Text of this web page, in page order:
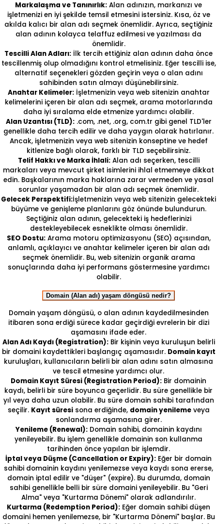
Markalaşma ve Tanınırlık: Alan adınızın, markanızı ve
işletmenizi en iyi şekilde temsil etmesini istersiniz. Kısa, öz ve
akılda kalıcı bir alan adı seçmek önemlidir. Ayrıca, seçtiğiniz
alan adının kolayca telaffuz edilmesi ve yazılması da
önemlidir.
Tescilli Alan Adları: İlk tercih ettiğiniz alan adının daha önce
tescillenmiş olup olmadığını kontrol etmelisiniz. Eğer tescilli ise,
alternatif seçenekleri gözden geçirin veya o alan adını
sahibinden satın almayı düşünebilirsiniz.
Anahtar Kelimeler:İşletmenizin veya web sitenizin anahtar
kelimelerini içeren bir alan adı seçmek, arama motorlarında
daha iyi sıralama elde etmenize yardımcı olabilir.
Alan Uzantısı (TLD):.com, .net, .org, com.tr gibi genel TLD'ler
genellikle daha tercih edilir ve daha yaygın olarak hatırlanır.
Ancak, işletmenizin veya web sitenizin konseptine ve hedef
kitlenize bağlı olarak, farklı bir TLD seçebilirsiniz.
Telif Hakkı ve Marka İhlali:Alan adı seçerken, tescilli
markaları veya mevcut şirket isimlerini ihlal etmemeye dikkat
edin. Başkalarının marka haklarına zarar vermeden ve yasal
sorunlar yaşamadan bir alan adı seçmek önemlidir.
Gelecek Perspektifi:İşletmenizin veya web sitenizin gelecekteki
büyüme ve genişleme planlarını göz önünde bulundurun.
Seçtiğiniz alan adının, gelecekteki iş hedeflerinizi
destekleyebilecek esneklikte olması önemlidir.
SEO Dostu:Arama motoru optimizasyonu (SEO) açısından,
anlamlı, açıklayıcı ve anahtar kelimeler içeren bir alan adı
seçmek önemlidir. Bu, web sitenizin organik arama
sonuçlarında daha iyi performans göstermesine yardımcı
olabilir.
Domain (Alan adı) yaşam döngüsü nedir?
Domain yaşam döngüsü, o alan adının kaydedilmesinden
itibaren sona erdiği sürece kadar geçirdiği evrelerin bir dizi
aşamasını ifade eder.
Alan Adı Kaydı (Registration):Bir kişinin veya kuruluşun belirli
bir domaini kaydettikleri başlangıç aşamasıdır. Domain kayıt
kuruluşları, kullanıcıların belirli bir alan adını satın almasına
ve tescil etmesine yardımcı olur.
Domain Kayıt Süresi (Registration Period): Bir domainin
kaydı, belirli bir süre boyunca geçerlidir. Bu süre genellikle bir
yıl veya daha uzun olabilir. Bu süre domain sahibi tarafından
seçilir. Kayıt süresisona erdiğinde, domain yenilemeveya
sonlandırma aşamasına girer.
Yenileme (Renewal):Domain sahibi, domainin kaydını
yenileyebilir. Bu işlem genellikle domainin son kullanma
tarihinden önce yapılan bir işlemdir.
İptal veya Düşme (Cancellation or Expiry): Eğer bir domain
sahibi domainin kaydını yenilemezse veya kaydı sona ererse,
domain iptal edilir ve "düşer" (expire). Bu durumda, domain
sahibi genellikle belli bir süre domaini yenileyebilir. Bu "Geri
Alma" veya "Kurtarma Dönemi" olarak adlandırılır.
Kurtarma (Redemption Period): Eğer domain sahibi düşen
domaini hemen yenilemezse, bir "Kurtarma Dönemi" başlar. Bu